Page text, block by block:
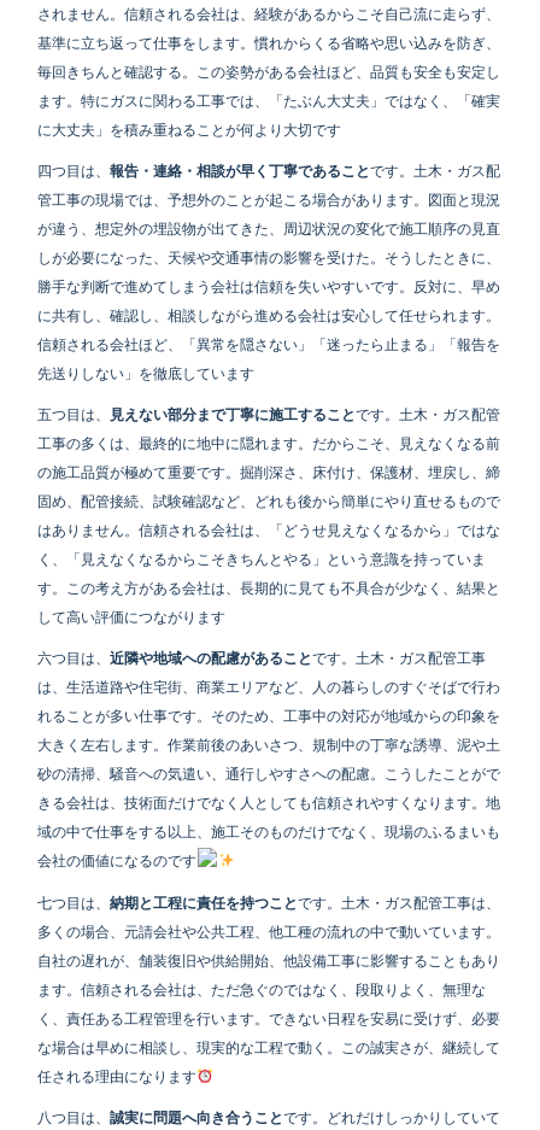
されません。信頼される会社は、経験があるからこそ自己流に走らず、
基準に立ち返って仕事をします。慣れからくる省略や思い込みを防ぎ、
毎回きちんと確認する。この姿勢がある会社ほど、品質も安全も安定し
ます。特にガスに関わる工事では、「たぶん大丈夫」ではなく、「確実
に大丈夫」を積み重ねることが何より大切です
四つ目は、報告・連絡・相談が早く丁寧であることです。土木・ガス配
管工事の現場では、予想外のことが起こる場合があります。図面と現況
が違う、想定外の埋設物が出てきた、周辺状況の変化で施工順序の見直
しが必要になった、天候や交通事情の影響を受けた。そうしたときに、
勝手な判断で進めてしまう会社は信頼を失いやすいです。反対に、早め
に共有し、確認し、相談しながら進める会社は安心して任せられます。
信頼される会社ほど、「異常を隠さない」「迷ったら止まる」「報告を
先送りしない」を徹底しています
五つ目は、 見えない部分まで丁寧に施工することです。土木・ガス配管
工事の多くは、最終的に地中に隠れます。だからこそ、見えなくなる前
の施工品質が極めて重要です。掘削深さ、床付け、保護材、埋戻し、締
固め、配管接続、試験確認など、どれも後から簡単にやり直せるもので
はありません。信頼される会社は、「どうせ見えなくなるから」ではな
く、「見えなくなるからこそきちんとやる」という意識を持っていま
す。この考え方がある会社は、長期的に見ても不具合が少なく、結果と
して高い評価につながります
六つ目は、近隣や地域への配慮があることです。土木・ガス配管工事
は、生活道路や住宅街、商業エリアなど、人の暮らしのすぐそばで行わ
れることが多い仕事です。そのため、工事中の対応が地域からの印象を
大きく左右します。作業前後のあいさつ、規制中の丁寧な誘導、泥や土
砂の清掃、騒音への気遣い、通行しやすさへの配慮。こうしたことがで
きる会社は、技術面だけでなく人としても信頼されやすくなります。地
域の中で仕事をする以上、施工そのものだけでなく、現場のふるまいも
会社の価値になるのです
七つ目は、納期と工程に責任を持つことです。土木・ガス配管工事は、
多くの場合、元請会社や公共工程、他工種の流れの中で動いています。
自社の遅れが、舗装復旧や供給開始、他設備工事に影響することもあり
ます。信頼される会社は、ただ急ぐのではなく、段取りよく、無理な
く、責任ある工程管理を行います。できない日程を安易に受けず、必要
な場合は早めに相談し、現実的な工程で動く。この誠実さが、継続して
任される理由になります
八つ目は、誠実に問題へ向き合うことです。どれだけしっかりしていて